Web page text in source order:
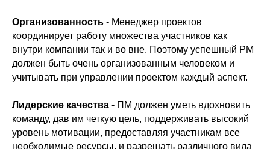
Организованность - Менеджер проектов
координирует работу множества участников как
внутри компании так и во вне. Поэтому успешный PM
должен быть очень организованным человеком и
учитывать при управлении проектом каждый аспект.
Лидерские качества - ПМ должен уметь вдохновить
команду, дав им четкую цель, поддерживать высокий
уровень мотивации, предоставляя участникам все
необходимые ресурсы, и разрешать различного вида